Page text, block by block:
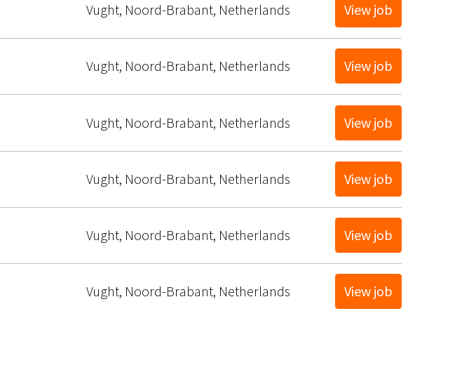
Vught, Noord-Brabant, Netherlands View job
Vught, Noord-Brabant, Netherlands View job
Vught, Noord-Brabant, Netherlands View job
Vught, Noord-Brabant, Netherlands View job
Vught, Noord-Brabant, Netherlands View job
Vught, Noord-Brabant, Netherlands View job